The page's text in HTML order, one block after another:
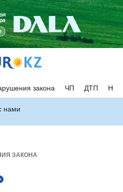
закона ЧП ДТП
нами
ЗАКОНА